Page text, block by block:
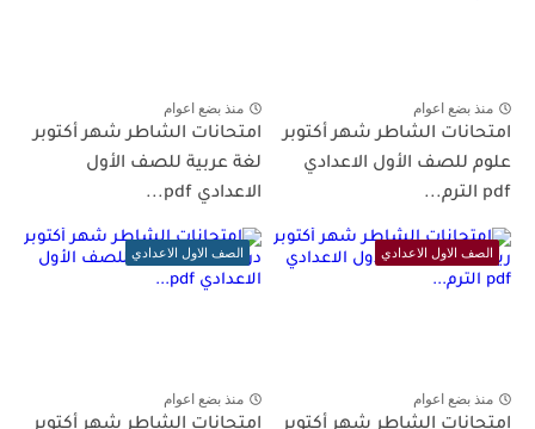
منذ بضع اعوام
امتحانات الشاطر شهر أكتوبر
علوم للصف الأول الاعدادي
pdf الترم...
منذ بضع اعوام
امتحانات الشاطر شهر أكتوبر
لغة عربية للصف الأول
الاعدادي pdf...
الصف الاول الاعدادي
منذ بضع اعوام
الصف الاول الاعدادي
منذ بضع اعوام